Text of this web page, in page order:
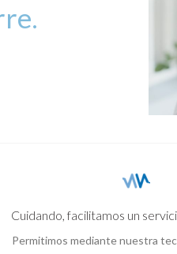
Cuidando, facilitamos un
Permitimos mediante nuestra